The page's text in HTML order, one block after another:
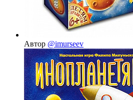
Автор @imurseev